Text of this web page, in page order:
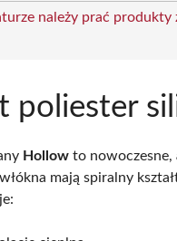
należy prać produkty
poliester
Hollow to nowoczesne,
mają spiralny